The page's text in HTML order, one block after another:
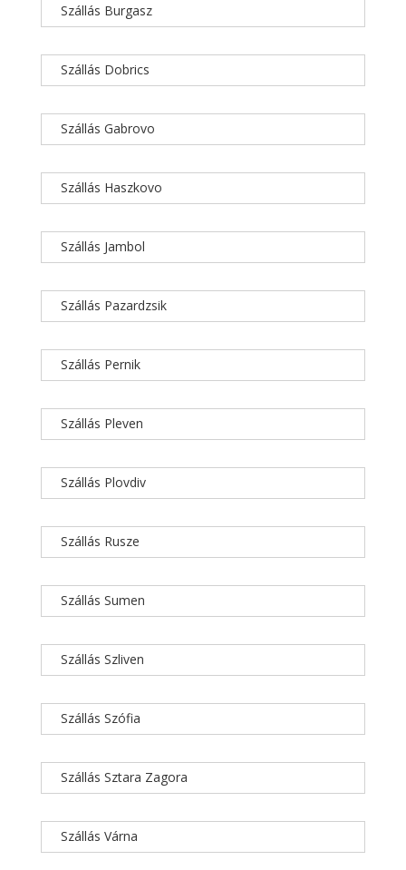
Szállás Burgasz
Szállás Dobrics
Szállás Gabrovo
Szállás Haszkovo
Szállás Jambol
Szállás Pazardzsik
Szállás Pernik
Szállás Pleven
Szállás Plovdiv
Szállás Rusze
Szállás Sumen
Szállás Szliven
Szállás Szófia
Szállás Sztara Zagora
Szállás Várna